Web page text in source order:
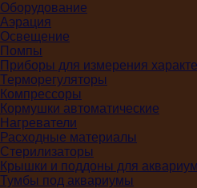
Оборудование
Аэрация
Освещение
Помпы
Приборы для измерения
Терморегуляторы
Компрессоры
Кормушки автоматические
Нагреватели
Расходные материалы
Стерилизаторы
Крышки и поддоны для
Тумбы под аквариумы